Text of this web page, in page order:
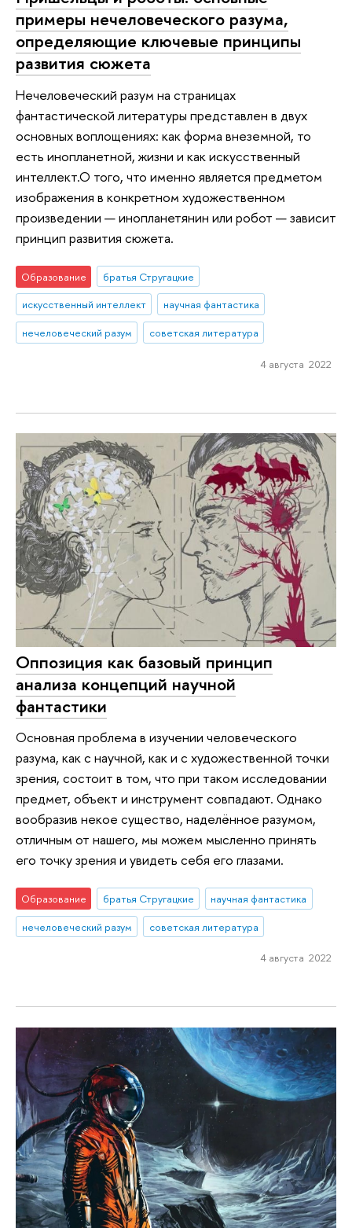
примеры нечеловеческого разума,
определяющие ключевые принципы
развития сюжета
Нечеловеческий разум на страницах
фантастической литературы представлен в двух
основных воплощениях: как форма внеземной, то
есть инопланетной, жизни и как искусственный
интеллект.О того, что именно является предметом
изображения в конкретном художественном
произведении — инопланетянин или робот — зависит
принцип развития сюжета.
Образование
братья Стругацкие
искусственный интеллект
научная фантастика
нечеловеческий разум
советская литература
4 августа 2022
Оппозиция как базовый принцип
анализа концепций научной
фантастики
Основная проблема в изучении человеческого
разума, как с научной, как и с художественной точки
зрения, состоит в том, что при таком исследовании
предмет, объект и инструмент совпадают. Однако
вообразив некое существо, наделённое разумом,
отличным от нашего, мы можем мысленно принять
его точку зрения и увидеть себя его глазами.
Образование братья Стругацкие
научная фантастика
нечеловеческий разум
советская литература
4 августа 2022